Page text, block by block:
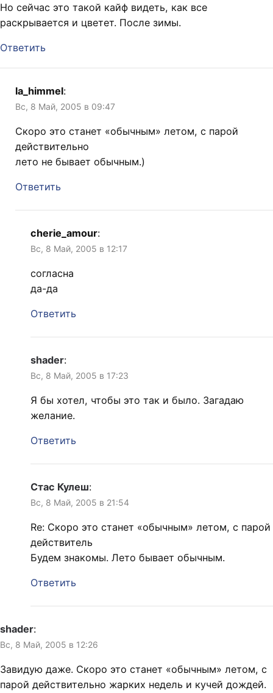
Но сейчас это такой кайф видеть, как все
раскрывается и цветет. После зимы.
Ответить
la_himmel:
Вс, 8 Май, 2005 в 09:47
Скоро это станет «обычным» летом, с парой
действительно
лето не бывает обычным.)
Ответить
cherie_amour:
Вс, 8 Май, 2005 в 12:17
согласна
да-да
Ответить
shader:
Вс, 8 Май, 2005 в 17:23
Я бы хотел, чтобы это так и было. Загадаю
желание.
Ответить
Стас Кулеш:
Вс, 8 Май, 2005 в 21:54
Re: Скоро это станет «обычным» летом, с парой
действитель
Будем знакомы. Лето бывает обычным.
Ответить
shader:
Вс, 8 Май, 2005 в 12:26
Завидую даже. Скоро это станет «обычным» летом, с
парой действительно жарких недель и кучей дождей.